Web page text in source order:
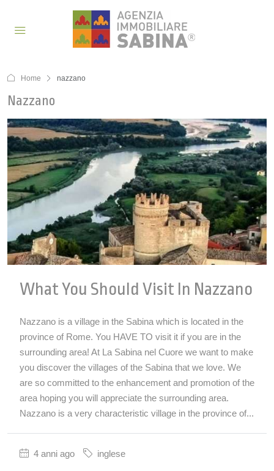
Home nazzano
Nazzano
What You Should Visit In Nazzano
Nazzano is a village in the Sabina which is located in the
province of Rome. You HAVE TO visit it if you are in the
surrounding area! At La Sabina nel Cuore we want to make
you discover the villages of the Sabina that we love. We
are so committed to the enhancement and promotion of the
area hoping you will appreciate the surrounding area.
Nazzano is a very characteristic village in the province of...
4 anni ago inglese